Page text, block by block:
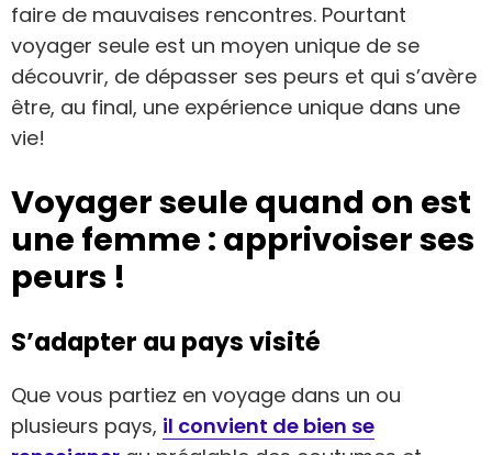
faire de mauvaises rencontres. Pourtant
voyager seule est un moyen unique de se
découvrir, de dépasser ses peurs et qui s’avère
être, au final, une expérience unique dans une
vie!
Voyager seule quand on est
une femme : apprivoiser ses
peurs !
S’adapter au pays visité
Que vous partiez en voyage dans un ou
plusieurs pays, il convient de bien se